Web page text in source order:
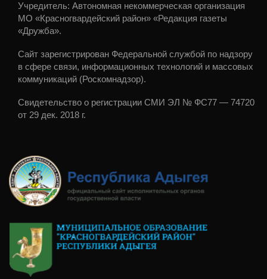
Учредитель: Автономная некоммерческая организация
МО «Красногвардейский район» «Редакция газеты
«Дружба».
Сайт зарегистрирован Федеральной службой по надзору
в сфере связи, информационных технологий и массовых
коммуникаций (Роскомнадзор).
Свидетельство о регистрации СМИ ЭЛ № ФС77 — 74720
от 29 дек. 2018 г.